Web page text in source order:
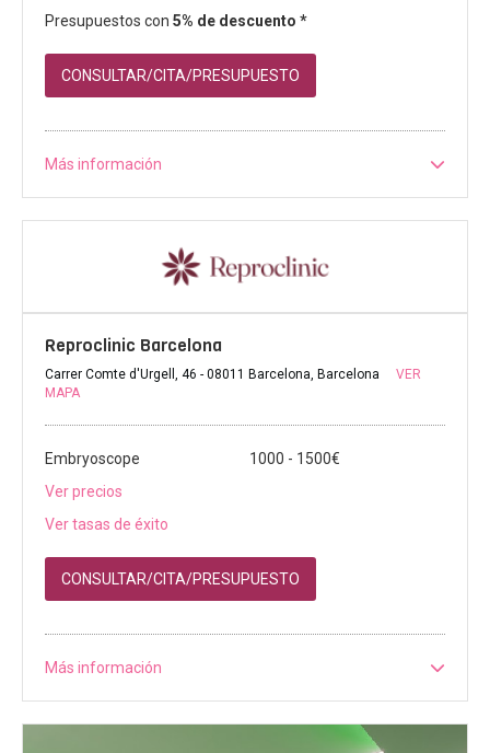
Presupuestos con 5% de descuento *
CONSULTAR/CITA/PRESUPUESTO
Más información
Reproclinic Barcelona
Carrer Comte d'Urgell, 46 - 08011 Barcelona, Barcelona
VER
MAPA
Embryoscope
1000 - 1500€
Ver precios
Ver tasas de éxito
CONSULTAR/CITA/PRESUPUESTO
Más información